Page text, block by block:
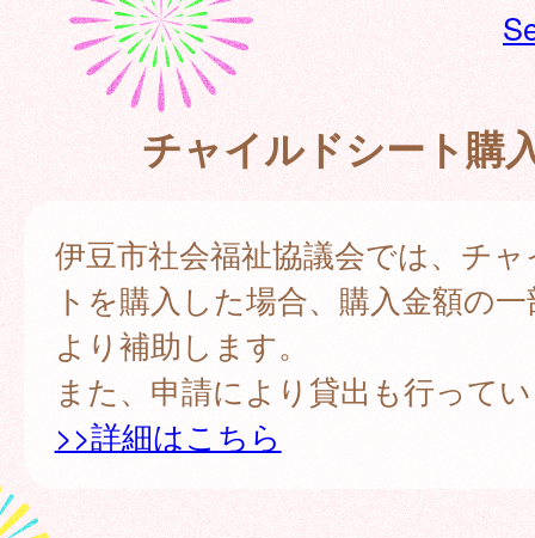
チャイルドシート購
伊豆市社会福祉協議会では、チ
トを購入した場合、購入金額の
より補助します。
また、申請により貸出も行って
>>詳細はこちら